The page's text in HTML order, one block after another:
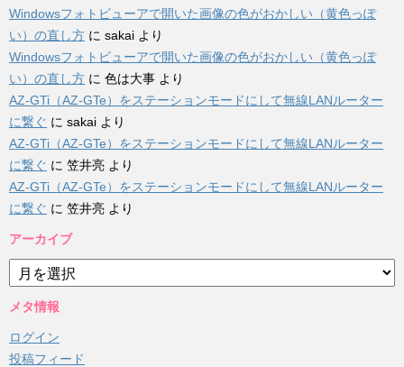
Windowsフォトビューアで開いた画像の色がおかしい（黄色っぽ
い）の直し方 に sakai より
Windowsフォトビューアで開いた画像の色がおかしい（黄色っぽ
い）の直し方 に 色は大事 より
AZ-GTi（AZ-GTe）をステーションモードにして無線LANルーター
に繋ぐ に sakai より
AZ-GTi（AZ-GTe）をステーションモードにして無線LANルーター
に繋ぐ に 笠井亮 より
AZ-GTi（AZ-GTe）をステーションモードにして無線LANルーター
に繋ぐ に 笠井亮 より
アーカイブ
ア
ー
カ
ブ
メタ情報
ログイン
投稿フィード